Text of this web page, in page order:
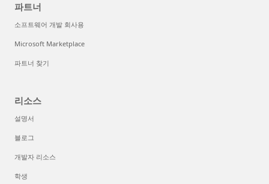
파트너
소프트웨어 개발 회사용
Microsoft Marketplace
파트너 찾기
리소스
설명서
블로그
개발자 리소스
학생